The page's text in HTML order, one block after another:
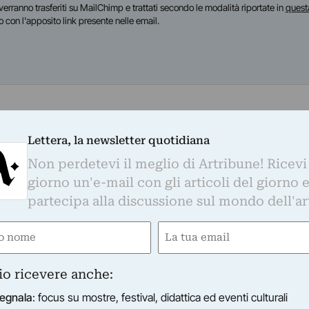
trasferiti su MailChimp e trattati secondo le modalità riportate in
con l'apposito link presente nelle email.
Studi Teorici Storici e Critici sul Cinema e gli
per tre anni il Roma Tre Film Festival al Teatro
provenienti da quattro continenti, coinvolgendo
Lettera, la newsletter quotidiana
Non perdetevi il meglio di Artribune!
giorno un'e-mail con gli articoli del giorno
partecipa alla discussione sul mondo
Email
ricevere anche:
: focus su mostre, festival, didattica ed eventi culturali